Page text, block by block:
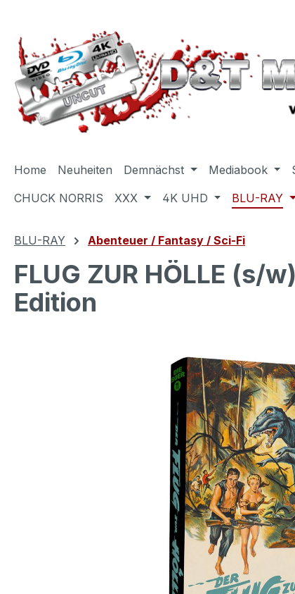
Home Neuheiten Demnächst Mediabook
CHUCK NORRIS
XXX 4K UHD BLU-RAY
BLU-RAY Abenteuer / Fantasy / Sci-Fi
FLUG ZUR HÖLLE (s/
Edition